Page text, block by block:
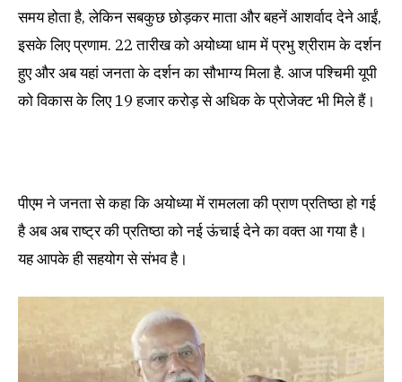
समय होता है, लेकिन सबकुछ छोड़कर माता और बहनें आशर्वाद देने आईं,
इसके लिए प्रणाम. 22 तारीख को अयोध्या धाम में प्रभु श्रीराम के दर्शन
हुए और अब यहां जनता के दर्शन का सौभाग्य मिला है. आज पश्चिमी यूपी
को विकास के लिए 19 हजार करोड़ से अधिक के प्रोजेक्ट भी मिले हैं।
पीएम ने जनता से कहा कि अयोध्या में रामलला की प्राण प्रतिष्ठा हो गई
है अब अब राष्ट्र की प्रतिष्ठा को नई ऊंचाई देने का वक्त आ गया है।
यह आपके ही सहयोग से संभव है।